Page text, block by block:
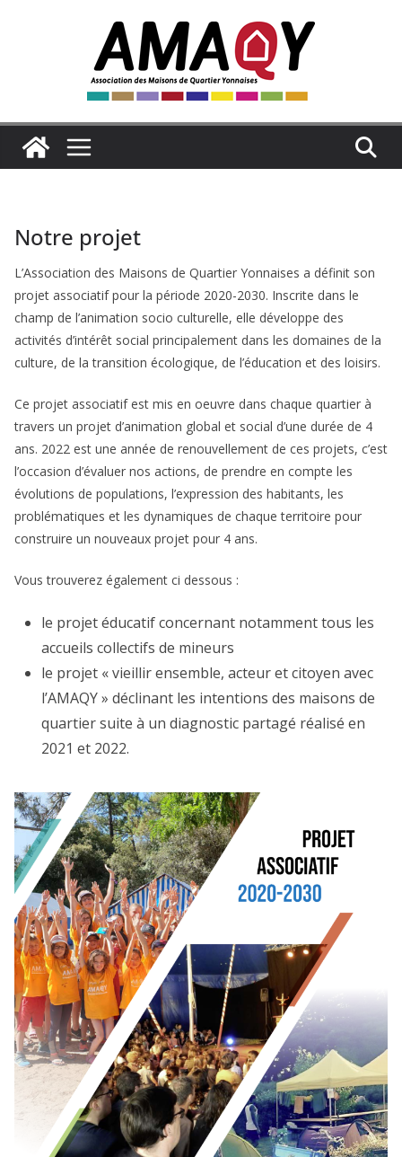
Notre projet
L’Association des Maisons de Quartier Yonnaises a définit son
projet associatif pour la période 2020-2030. Inscrite dans le
champ de l’animation socio culturelle, elle développe des
activités d’intérêt social principalement dans les domaines de la
culture, de la transition écologique, de l’éducation et des loisirs.
Ce projet associatif est mis en oeuvre dans chaque quartier à
travers un projet d’animation global et social d’une durée de 4
ans. 2022 est une année de renouvellement de ces projets, c’est
l’occasion d’évaluer nos actions, de prendre en compte les
évolutions de populations, l’expression des habitants, les
problématiques et les dynamiques de chaque territoire pour
construire un nouveaux projet pour 4 ans.
Vous trouverez également ci dessous :
le projet éducatif concernant notamment tous les
accueils collectifs de mineurs
le projet « vieillir ensemble, acteur et citoyen avec
l’AMAQY » déclinant les intentions des maisons de
quartier suite à un diagnostic partagé réalisé en
2021 et 2022.